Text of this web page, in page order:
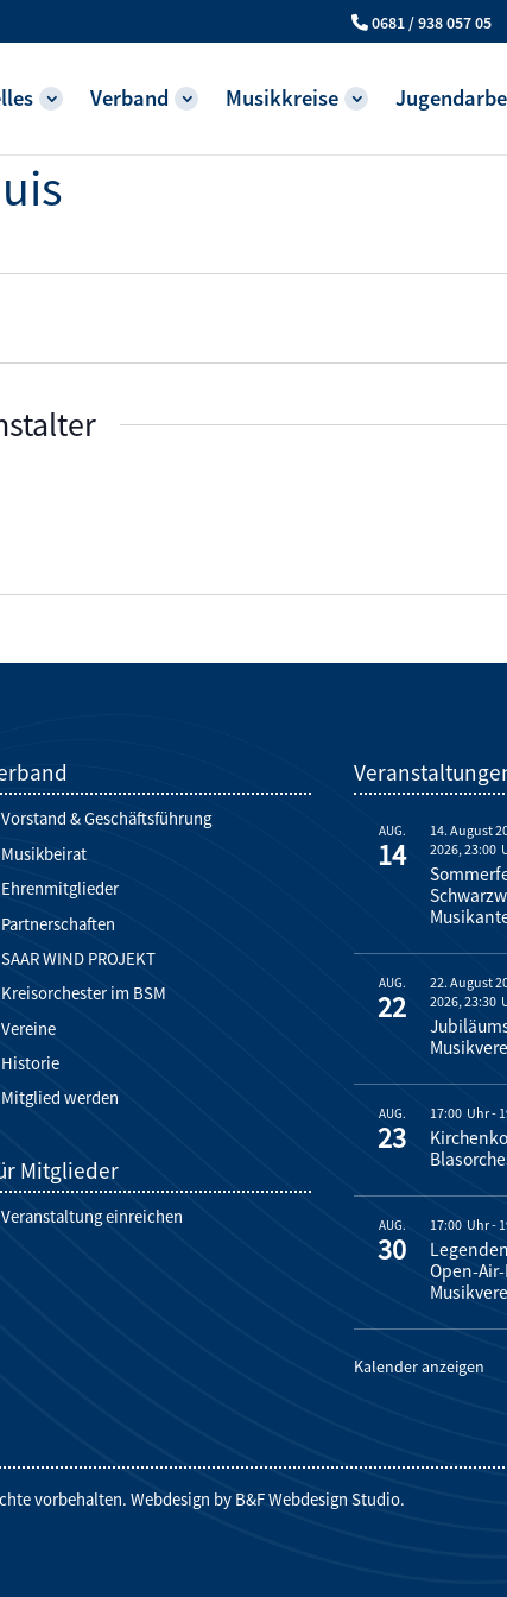
0681 / 938 057 05
Verband Musikkreise
Vorstand & Geschäftsführung
Musikbeirat
Ehrenmitglieder
Partnerschaften
SAAR WIND PROJEKT
Kreisorchester im BSM
Vereine
Historie
Mitglied werden
Mitglieder
Veranstaltung einreichen
AUG.
14
14. August
2026, 23:00
AUG.
22
22. August
2026, 23:30
AUG.
23
17:00 -
AUG.
30
17:00 -
Open-
Kalender anzeigen
vorbehalten. Webdesign by B&F Webdesign Studio.